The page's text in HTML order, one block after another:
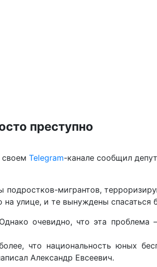
преступно
Telegram-канале сообщил
подростков-мигрантов,
улице, и те вынуждены спасаться
очевидно, что эта проблема
что национальность юных
Александр Евсеевич.